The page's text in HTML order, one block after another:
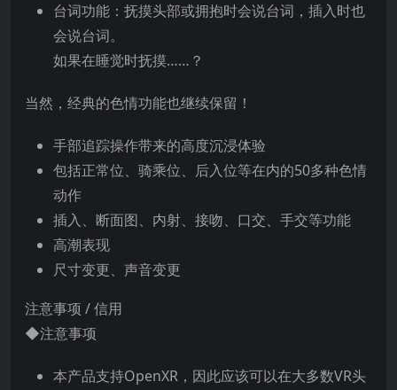
台词功能：抚摸头部或拥抱时会说台词，插入时也
会说台词。
如果在睡觉时抚摸……？
当然，经典的色情功能也继续保留！
手部追踪操作带来的高度沉浸体验
包括正常位、骑乘位、后入位等在内的50多种色情
动作
插入、断面图、内射、接吻、口交、手交等功能
高潮表现
尺寸变更、声音变更
注意事项 / 信用
◆注意事项
本产品支持OpenXR，因此应该可以在大多数VR头